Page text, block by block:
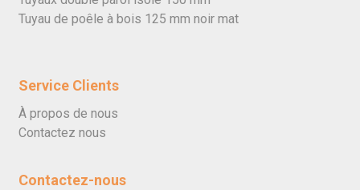
Tuyau de poêle à bois 125 mm noir mat
Service Clients
À propos de nous
Contactez nous
Contactez-nous